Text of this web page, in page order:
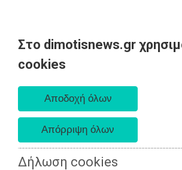
Στο dimotisnews.gr
cookies
Δήλωση cookies